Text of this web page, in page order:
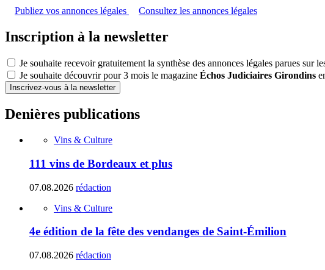
Publiez vos annonces légales Consultez les annonces légales
Inscription à la newsletter
Je souhaite recevoir gratuitement la synthèse des annonces légales parues sur
Je souhaite découvrir pour 3 mois le magazine Échos Judiciaires Girondins
Inscrivez-vous à la newsletter
Denières publications
Vins & Culture
111 vins de Bordeaux et plus
07.08.2026 rédaction
Vins & Culture
4e édition de la fête des vendanges de Saint-Émilion
07.08.2026 rédaction